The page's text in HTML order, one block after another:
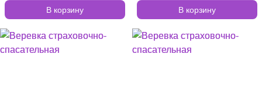
В корзину В корзину